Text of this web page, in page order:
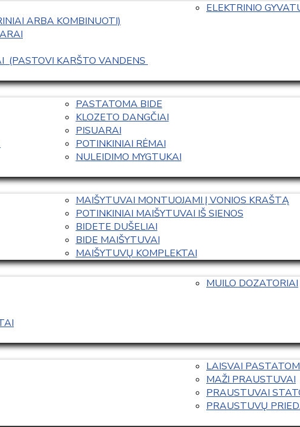
ARBA KOMBINUOTI)
(PASTOVI KARŠTO VANDENS
ELEKTRINIO
PASTATOMA BIDE
KLOZETO DANGČIAI
PISUARAI
POTINKINIAI RĖMAI
NULEIDIMO MYGTUKAI
MAIŠYTUVAI MONTUOJAMI Į VONIOS KRAŠTĄ
POTINKINIAI MAIŠYTUVAI IŠ SIENOS
BIDETE DUŠELIAI
BIDE MAIŠYTUVAI
MAIŠYTUVŲ KOMPLEKTAI
MUILO DOZATORIAI
LAISVAI
MAŽI PRAUSTUVAI
PRAUSTUVAI
PRAUSTUVŲ